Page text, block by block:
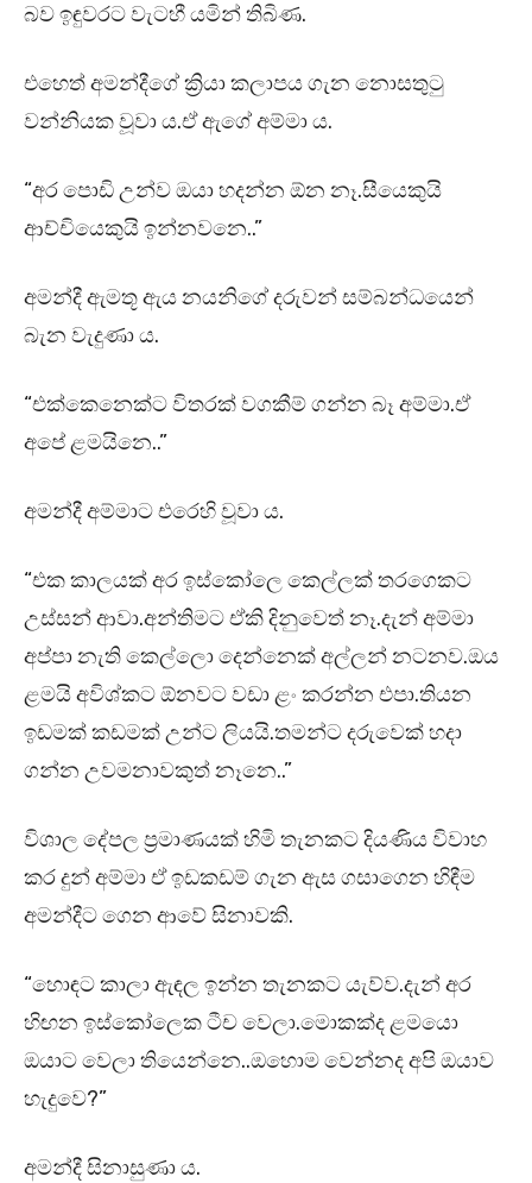
බව ඉඳුවරට වැටහී යමින් තිබිණ.
එහෙත් අමන්දීගේ ක්‍රියා කලාපය ගැන නොසතුටු
වන්නියක වූවා ය.ඒ ඇගේ අම්මා ය.
“අර පොඩි උන්ව ඔයා හදන්න ඕන නෑ.සීයෙකුයි
ආච්චියෙකුයි ඉන්නවනෙ..”
අමන්දී ඇමතූ ඇය නයනිගේ දරුවන් සම්බන්ධයෙන්
බැන වැදුණා ය.
“එක්කෙනෙක්ට විතරක් වගකීම් ගන්න බෑ අම්මා.ඒ
අපේ ළමයිනෙ..”
අමන්දී අම්මාට එරෙහි වූවා ය.
“එක කාලයක් අර ඉස්කෝලෙ කෙල්ලක් තරගෙකට
උස්සන් ආවා.අන්තිමට ඒකි දිනුවෙත් නෑ.දැන් අම්මා
අප්පා නැති කෙල්ලො දෙන්නෙක් අල්ලන් නටනව.ඔය
ළමයි අවිශ්කට ඕනවට වඩා ළං කරන්න එපා.තියන
ඉඩමක් කඩමක් උන්ට ලියයි.තමන්ට දරුවෙක් හදා
ගන්න උවමනාවකුත් නෑනෙ..”
විශාල දේපල ප්‍රමාණයක් හිමි තැනකට දියණිය විවාහ
කර දුන් අම්මා ඒ ඉඩකඩම් ගැන ඇස ගසාගෙන හිඳීම
අමන්දීට ගෙන ආවේ සිනාවකි.
“හොඳට කාලා ඇඳල ඉන්න තැනකට යැව්ව.දැන් අර
හිඟන ඉස්කෝලෙක ටීච වෙලා.මොකක්ද ළමයො
ඔයාට වෙලා තියෙන්නෙ..ඔහොම වෙන්නද අපි ඔයාව
හැදුවෙ?”
අමන්දී සිනාසුණා ය.